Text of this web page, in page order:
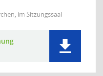
im Sitzungssaal